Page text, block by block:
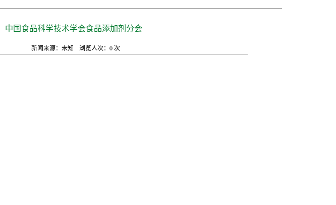
中国食品科学技术学会食品添加剂分会
新闻来源：未知 浏览人次： 0次